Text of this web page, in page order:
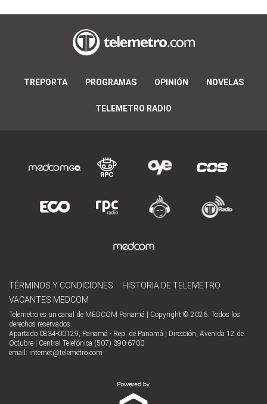
TREPORTA PROGRAMAS OPINIÓN NOVELAS
TELEMETRO RADIO
TÉRMINOS Y CONDICIONES
HISTORIA DE TELEMETRO
VACANTES MEDCOM
Telemetro es un canal de MEDCOM Panamá | Copyright © 2026. Todos los
derechos reservados.
Apartado 0834-00129, Panamá - Rep. de Panamá | Dirección, Avenida 12 de
Octubre | Central Telefónica (507) 390-6700
email: internet@telemetro.com